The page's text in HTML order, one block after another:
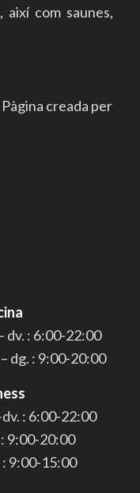
així com saunes,
creada per
dv. : 6:00-22:00
dg. : 9:00-20:00
dv. : 6:00-22:00
: 9:00-20:00
: 9:00-15:00